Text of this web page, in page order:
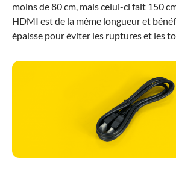
moins de 80 cm, mais celui-ci fait 150
HDMI est de la même longueur et
épaisse pour éviter les ruptures et les